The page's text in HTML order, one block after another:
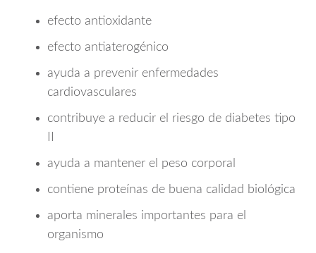
efecto antioxidante
efecto antiaterogénico
ayuda a prevenir enfermedades
cardiovasculares
contribuye a reducir el riesgo de diabetes tipo
ayuda a mantener el peso corporal
contiene proteínas de buena calidad biológica
aporta minerales importantes para el
organismo